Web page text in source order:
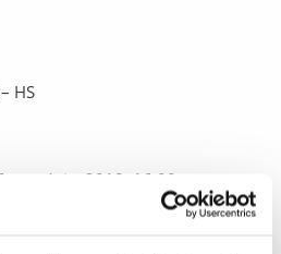
HS
września 2018, 16:00